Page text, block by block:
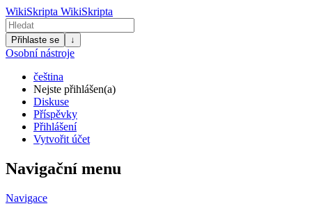
WikiSkripta WikiSkripta
Přihlaste se ↓
Osobní nástroje
čeština
Nejste přihlášen(a)
Diskuse
Příspěvky
Přihlášení
Vytvořit účet
Navigační menu
Navigace